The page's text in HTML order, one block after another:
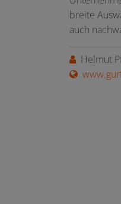
breite
auch
Helmut